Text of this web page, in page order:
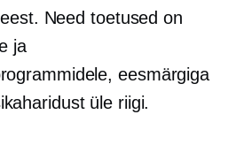
Need toetused on
ja
eesmärgiga
üle riigi.